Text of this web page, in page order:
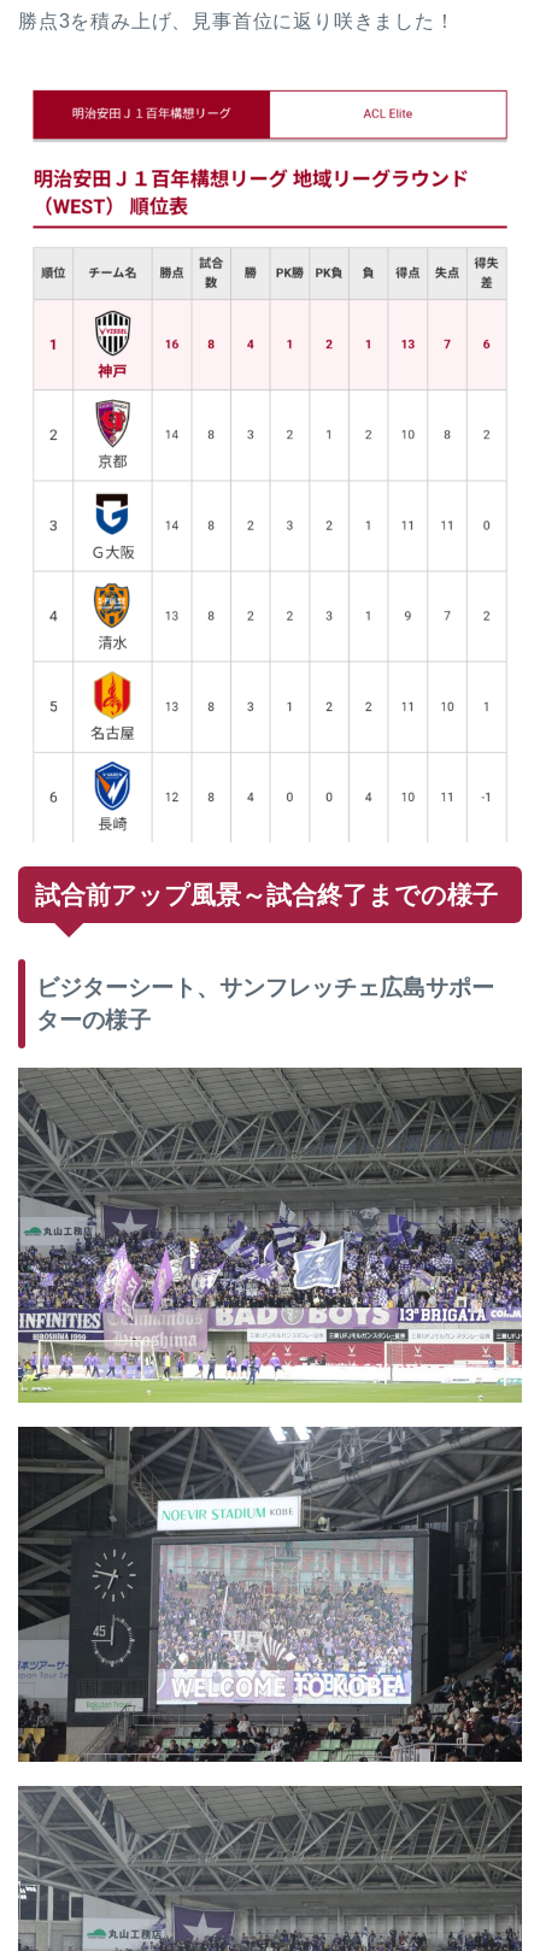
勝点3を積み上げ、見事首位に返り咲きました！
試合前アップ風景～試合終了までの様子
ビジターシート、サンフレッチェ広島サポー
ターの様子